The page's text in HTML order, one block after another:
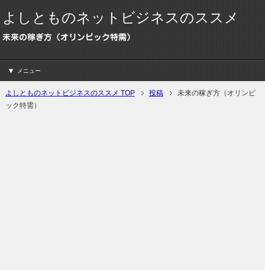
よしとものネットビジネスのススメ
未来の稼ぎ方（オリンピック特需）
メニュー
よしとものネットビジネスのススメ TOP 投稿
未来の稼ぎ方（オリンピ
ック特需）